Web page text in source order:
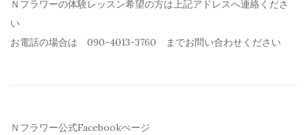
Ｎフラワーの体験レッスン希望の方は上記アドレスへ連絡くださ
い
お電話の場合は 090-4013-3760 までお問い合わせください
Ｎフラワー公式Facebookぺージ